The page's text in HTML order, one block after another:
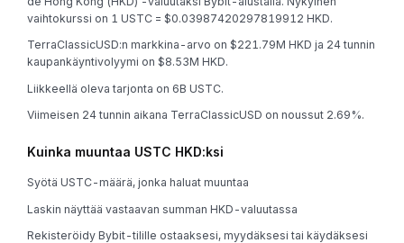
vaihtokurssi on 1 USTC = $0.03987420297819912 HKD.
TerraClassicUSD:n markkina-arvo on $221.79M HKD ja 24 tunnin
kaupankäyntivolyymi on $8.53M HKD.
Liikkeellä oleva tarjonta on 6B USTC.
Viimeisen 24 tunnin aikana TerraClassicUSD on noussut 2.69%.
Kuinka muuntaa USTC HKD:ksi
Syötä USTC-määrä, jonka haluat muuntaa
Laskin näyttää vastaavan summan HKD-valuutassa
Rekisteröidy Bybit-tilille ostaaksesi, myydäksesi tai käydäksesi